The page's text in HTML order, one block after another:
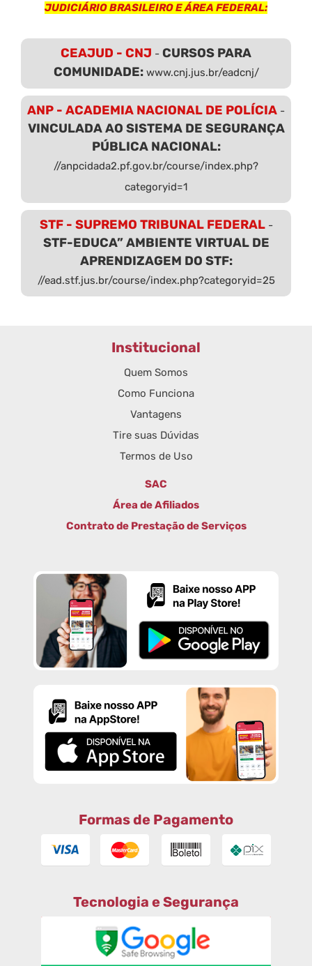
JUDICIÁRIO BRASILEIRO E ÁREA FEDERAL:
CEAJUD - CNJ - CURSOS PARA
COMUNIDADE: www.cnj.jus.br/eadcnj/
ANP - ACADEMIA NACIONAL DE POLÍCIA -
VINCULADA AO SISTEMA DE SEGURANÇA
PÚBLICA NACIONAL:
//anpcidada2.pf.gov.br/course/index.php?
categoryid=1
STF - SUPREMO TRIBUNAL FEDERAL-
STF-EDUCA” AMBIENTE VIRTUAL DE
APRENDIZAGEM DO STF:
//ead.stf.jus.br/course/index.php?categoryid=25
Institucional
Quem Somos
Como Funciona
Vantagens
Tire suas Dúvidas
Termos de Uso
SAC
Área de Afiliados
Contrato de Prestação de Serviços
Formas de Pagamento
Tecnologia e Segurança